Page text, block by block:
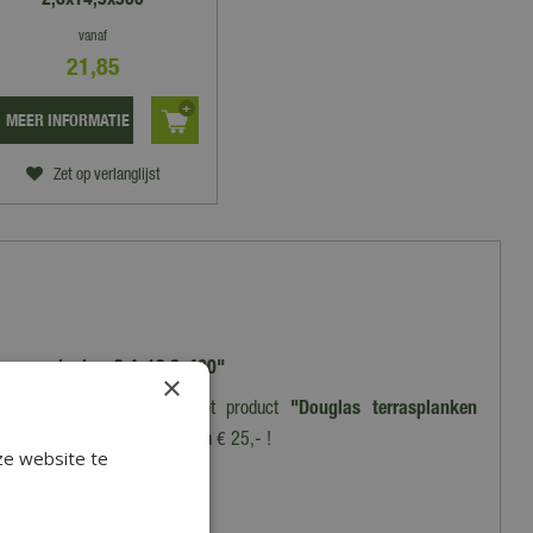
vanaf
21,85
Zet op verlanglijst
MEER INFORMATIE
2,4x13,8x400"
een recensie over het product "Douglas terrasplanken
ter waarde van € 25,- !
×
website te